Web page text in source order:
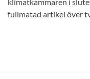
fullmatad artikel över